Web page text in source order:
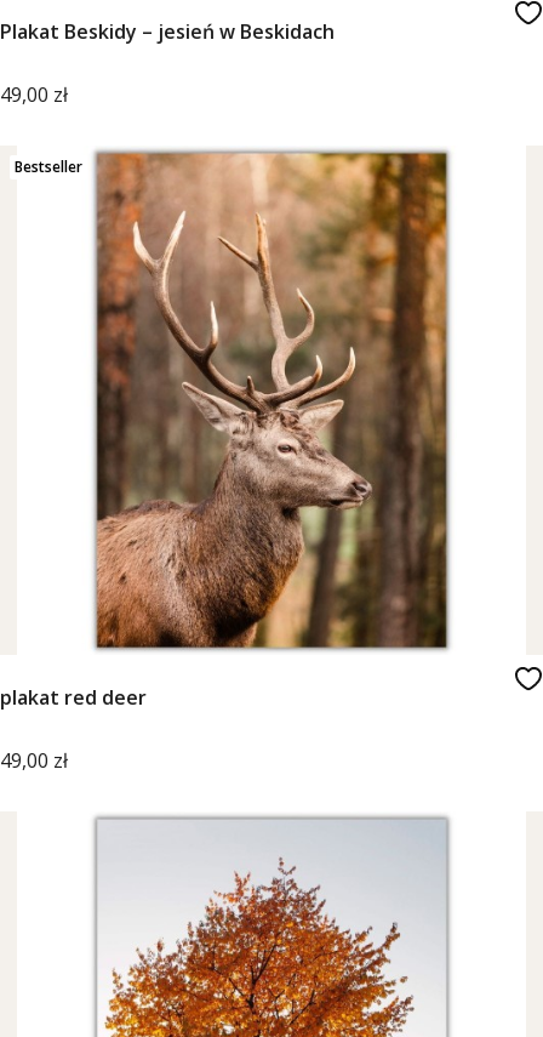
Plakat Beskidy – jesień w Beskidach
Cena
49,00 zł
Bestseller
plakat red deer
Cena
49,00 zł